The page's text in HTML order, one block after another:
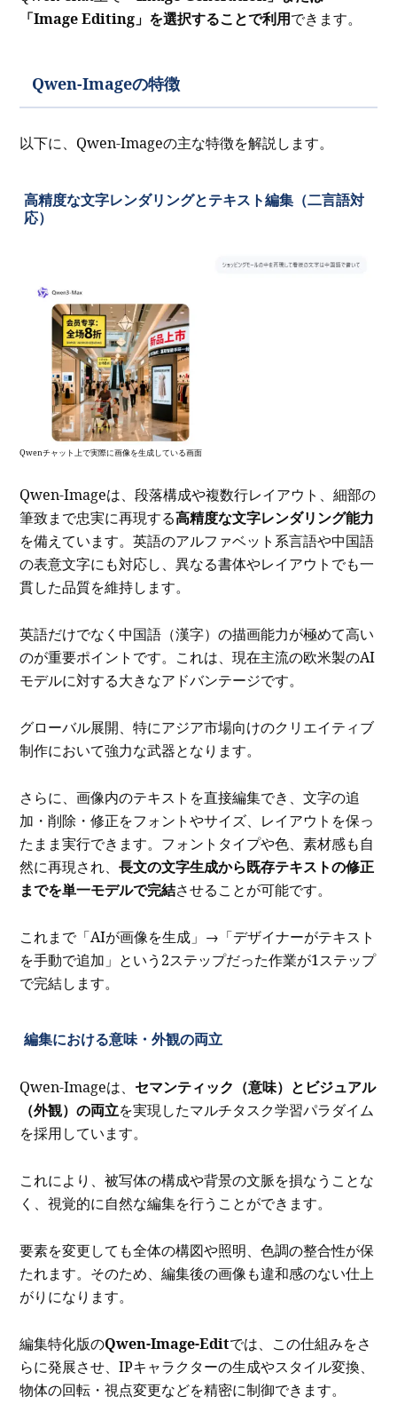
「Image Editing」を選択することで利用できます。
Qwen-Imageの特徴
以下に、Qwen-Imageの主な特徴を解説します。
高精度な文字レンダリングとテキスト編集（二言語対
応）
Qwenチャット上で実際に画像を生成している画面
Qwen-Imageは、段落構成や複数行レイアウト、細部の
筆致まで忠実に再現する高精度な文字レンダリング能力
を備えています。英語のアルファベット系言語や中国語
の表意文字にも対応し、異なる書体やレイアウトでも一
貫した品質を維持します。
英語だけでなく中国語（漢字）の描画能力が極めて高い
のが重要ポイントです。これは、現在主流の欧米製のAI
モデルに対する大きなアドバンテージです。
グローバル展開、特にアジア市場向けのクリエイティブ
制作において強力な武器となります。
さらに、画像内のテキストを直接編集でき、文字の追
加・削除・修正をフォントやサイズ、レイアウトを保っ
たまま実行できます。フォントタイプや色、素材感も自
然に再現され、長文の文字生成から既存テキストの修正
までを単一モデルで完結させることが可能です。
これまで「AIが画像を生成」→「デザイナーがテキスト
を手動で追加」という2ステップだった作業が1ステップ
で完結します。
編集における意味・外観の両立
Qwen-Imageは、 セマンティック（意味）とビジュアル
（外観）の両立を実現したマルチタスク学習パラダイム
を採用しています。
これにより、被写体の構成や背景の文脈を損なうことな
く、視覚的に自然な編集を行うことができます。
要素を変更しても全体の構図や照明、色調の整合性が保
たれます。そのため、編集後の画像も違和感のない仕上
がりになります。
編集特化版のQwen-Image-Editでは、この仕組みをさ
らに発展させ、IPキャラクターの生成やスタイル変換、
物体の回転・視点変更などを精密に制御できます。